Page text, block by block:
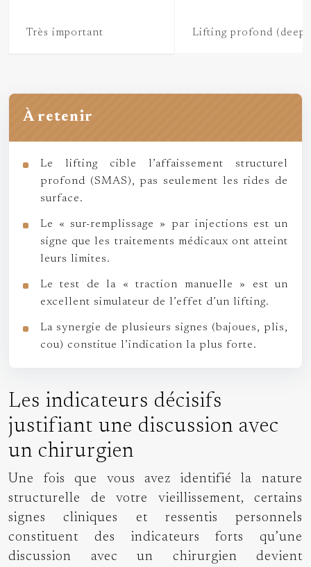
Très important Lifting profond (deep
À retenir
Le lifting cible l’affaissement structurel
profond (SMAS), pas seulement les rides de
surface.
Le « sur-remplissage » par injections est un
signe que les traitements médicaux ont atteint
leurs limites.
Le test de la « traction manuelle » est un
excellent simulateur de l’effet d’un lifting.
La synergie de plusieurs signes (bajoues, plis,
cou) constitue l’indication la plus forte.
Les indicateurs décisifs
justifiant une discussion avec
un chirurgien
Une fois que vous avez identifié la nature
structurelle de votre vieillissement, certains
signes cliniques et ressentis personnels
constituent des indicateurs forts qu’une
discussion avec un chirurgien devient